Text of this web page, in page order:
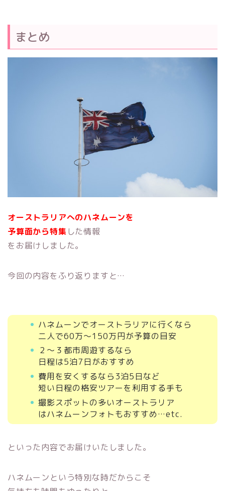
まとめ
オーストラリアへのハネムーンを
予算面から特集した情報
をお届けしました。
今回の内容をふり返りますと…
ハネムーンでオーストラリアに行くなら
二人で60万～150万円が予算の目安
２～３都市周遊するなら
日程は5泊7日がおすすめ
費用を安くするなら3泊5日など
短い日程の格安ツアーを利用する手も
撮影スポットの多いオーストラリア
はハネムーンフォトもおすすめ…etc.
といった内容でお届けいたしました。
ハネムーンという特別な時だからこそ